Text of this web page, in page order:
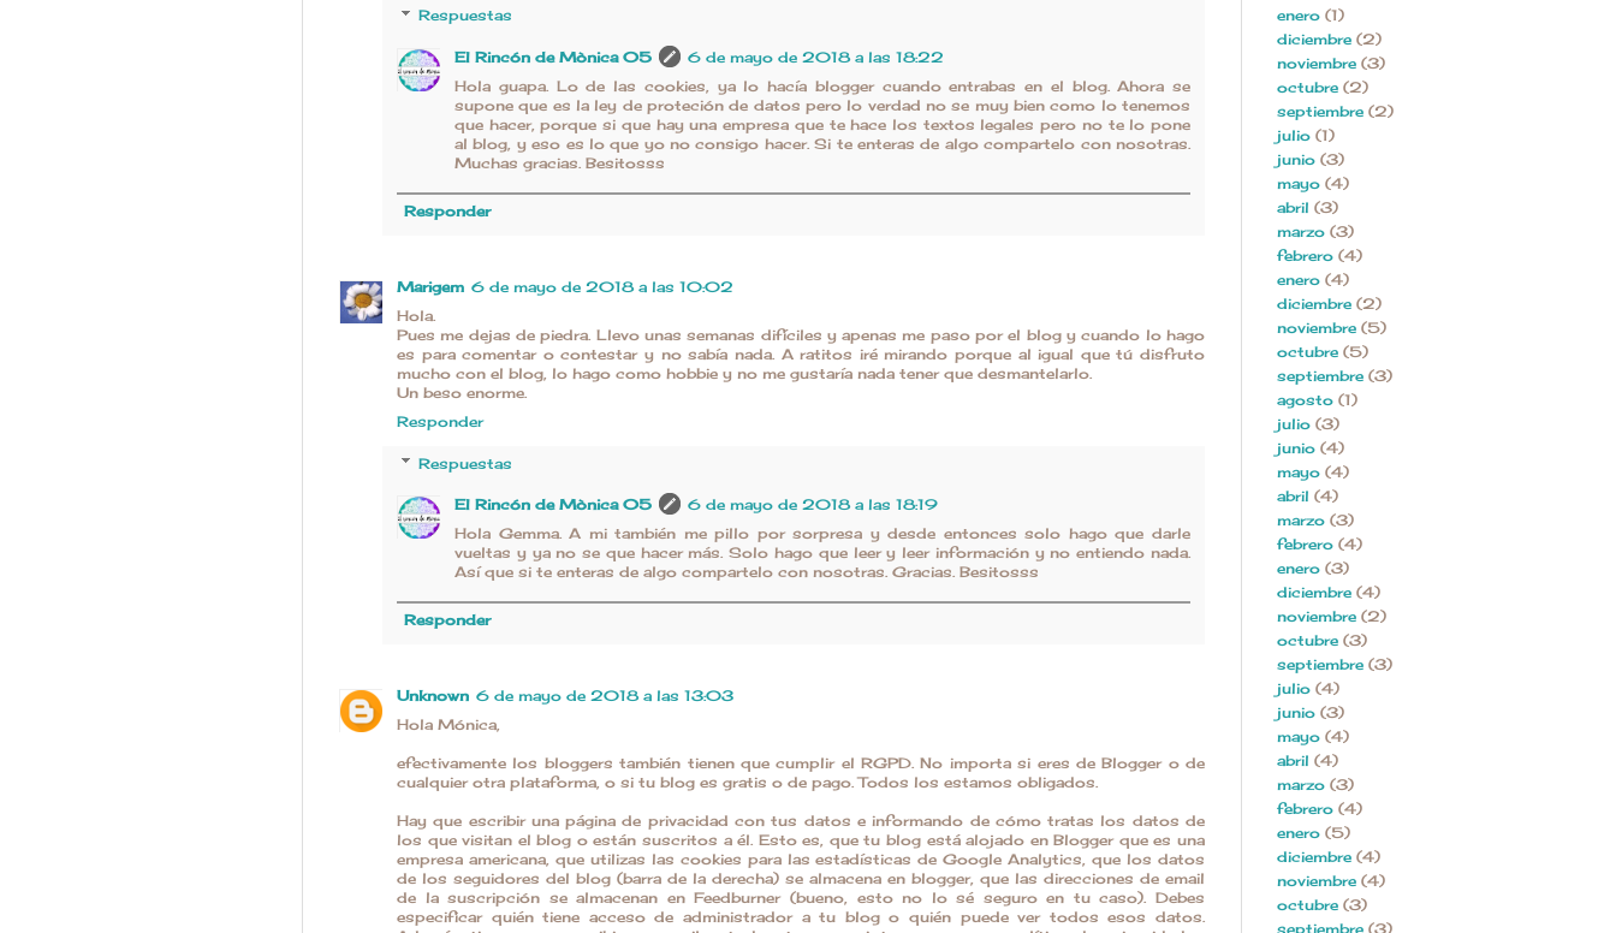
Respuestas
El Rincón de Mònica 05
6 de mayo de 2018 a las 18:22
Hola guapa. Lo de las cookies, ya lo hacía blogger cuando entrabas en el blog. Ahora se
supone que es la ley de proteción de datos pero lo verdad no se muy bien como lo tenemos
que hacer, porque si que hay una empresa que te hace los textos legales pero no te lo pone
al blog, y eso es lo que yo no consigo hacer. Si te enteras de algo compartelo con nosotras.
Muchas gracias. Besitosss
Responder
Marigem 6 de mayo de 2018 a las 10:02
Hola.
Pues me dejas de piedra. Llevo unas semanas difíciles y apenas me paso por el blog y cuando lo hago
es para comentar o contestar y no sabía nada. A ratitos iré mirando porque al igual que tú disfruto
mucho con el blog, lo hago como hobbie y no me gustaría nada tener que desmantelarlo.
Un beso enorme.
Responder
Respuestas
El Rincón de Mònica 05
6 de mayo de 2018 a las 18:19
Hola Gemma. A mi también me pillo por sorpresa y desde entonces solo hago que darle
vueltas y ya no se que hacer más. Solo hago que leer y leer información y no entiendo nada.
Así que si te enteras de algo compartelo con nosotras. Gracias. Besitosss
Responder
Unknown 6 de mayo de 2018 a las 13:03
Hola Mónica,
efectivamente los bloggers también tienen que cumplir el RGPD. No importa si eres de Blogger o de
cualquier otra plataforma, o si tu blog es gratis o de pago. Todos los estamos obligados.
Hay que escribir una página de privacidad con tus datos e informando de cómo tratas los datos de
los que visitan el blog o están suscritos a él. Esto es, que tu blog está alojado en Blogger que es una
empresa americana, que utilizas las cookies para las estadísticas de Google Analytics, que los datos
de los seguidores del blog (barra de la derecha) se almacena en blogger, que las direcciones de email
de la suscripción se almacenan en Feedburner (bueno, esto no lo sé seguro en tu caso). Debes
especificar quién tiene acceso de administrador a tu blog o quién puede ver todos esos datos.
enero (1)
diciembre (2)
noviembre (3)
octubre (2)
septiembre (2)
julio (1)
junio (3)
mayo (4)
abril (3)
marzo (3)
febrero (4)
enero (4)
diciembre (2)
noviembre (5)
octubre (5)
septiembre (3)
agosto (1)
julio (3)
junio (4)
mayo (4)
abril (4)
marzo (3)
febrero (4)
enero (3)
diciembre (4)
noviembre (2)
octubre (3)
septiembre (3)
julio (4)
junio (3)
mayo (4)
abril (4)
marzo (3)
febrero (4)
enero (5)
diciembre (4)
noviembre (4)
octubre (3)
septiembre (3)